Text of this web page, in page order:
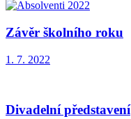
Závěr školního roku
1. 7. 2022
Divadelní představení